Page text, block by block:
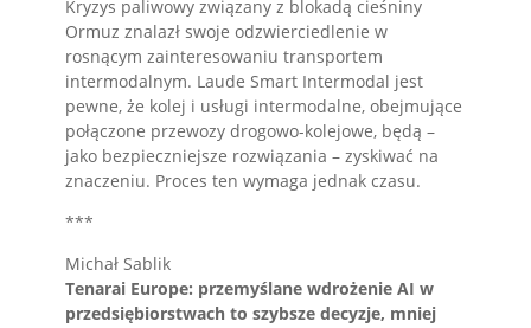
Kryzys paliwowy związany z blokadą cieśniny
Ormuz znalazł swoje odzwierciedlenie w
rosnącym zainteresowaniu transportem
intermodalnym. Laude Smart Intermodal jest
pewne, że kolej i usługi intermodalne, obejmujące
połączone przewozy drogowo-kolejowe, będą –
jako bezpieczniejsze rozwiązania – zyskiwać na
znaczeniu. Proces ten wymaga jednak czasu.
***
Michał Sablik
Tenarai Europe: przemyślane wdrożenie AI w
przedsiębiorstwach to szybsze decyzje, mniej